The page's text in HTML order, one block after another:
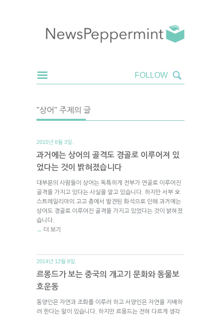
"상어" 주제의 글
2015년 6월 3일.
과거에는 상어의 골격도 경골로 이루어져 있
었다는 것이 밝혀졌습니다
대부분의 사람들이 상어는 독특하게 전부가 연골로 이루어진
골격을 가지고 있다는 사실을 알고 있습니다. 하지만 서부 오
스트레일리아의 고고 층에서 발견된 화석으로 인해 과거에는
상어도 경골로 이루어진 골격을 가지고 있었다는 것이 밝혀졌
습니다.
→ 더 보기
2014년 12월 8일.
르몽드가 보는 중국의 개고기 문화와 동물보
호운동
동양인은 자연과 조화를 이루려 하고 서양인은 자연을 지배하
려 한다는 말이 있습니다. 하지만 르몽드는 전혀 다르게 생각